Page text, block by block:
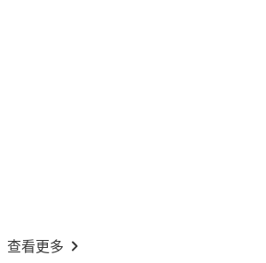
查看更多